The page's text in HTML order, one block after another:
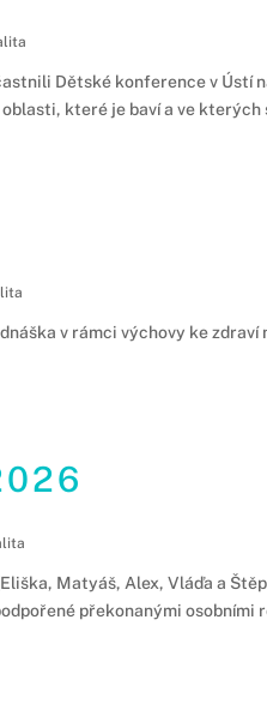
Dětské konference v Ústí
které je baví a ve
v rámci výchovy ke
Matyáš, Alex, Vláďa a
překonanými osobními